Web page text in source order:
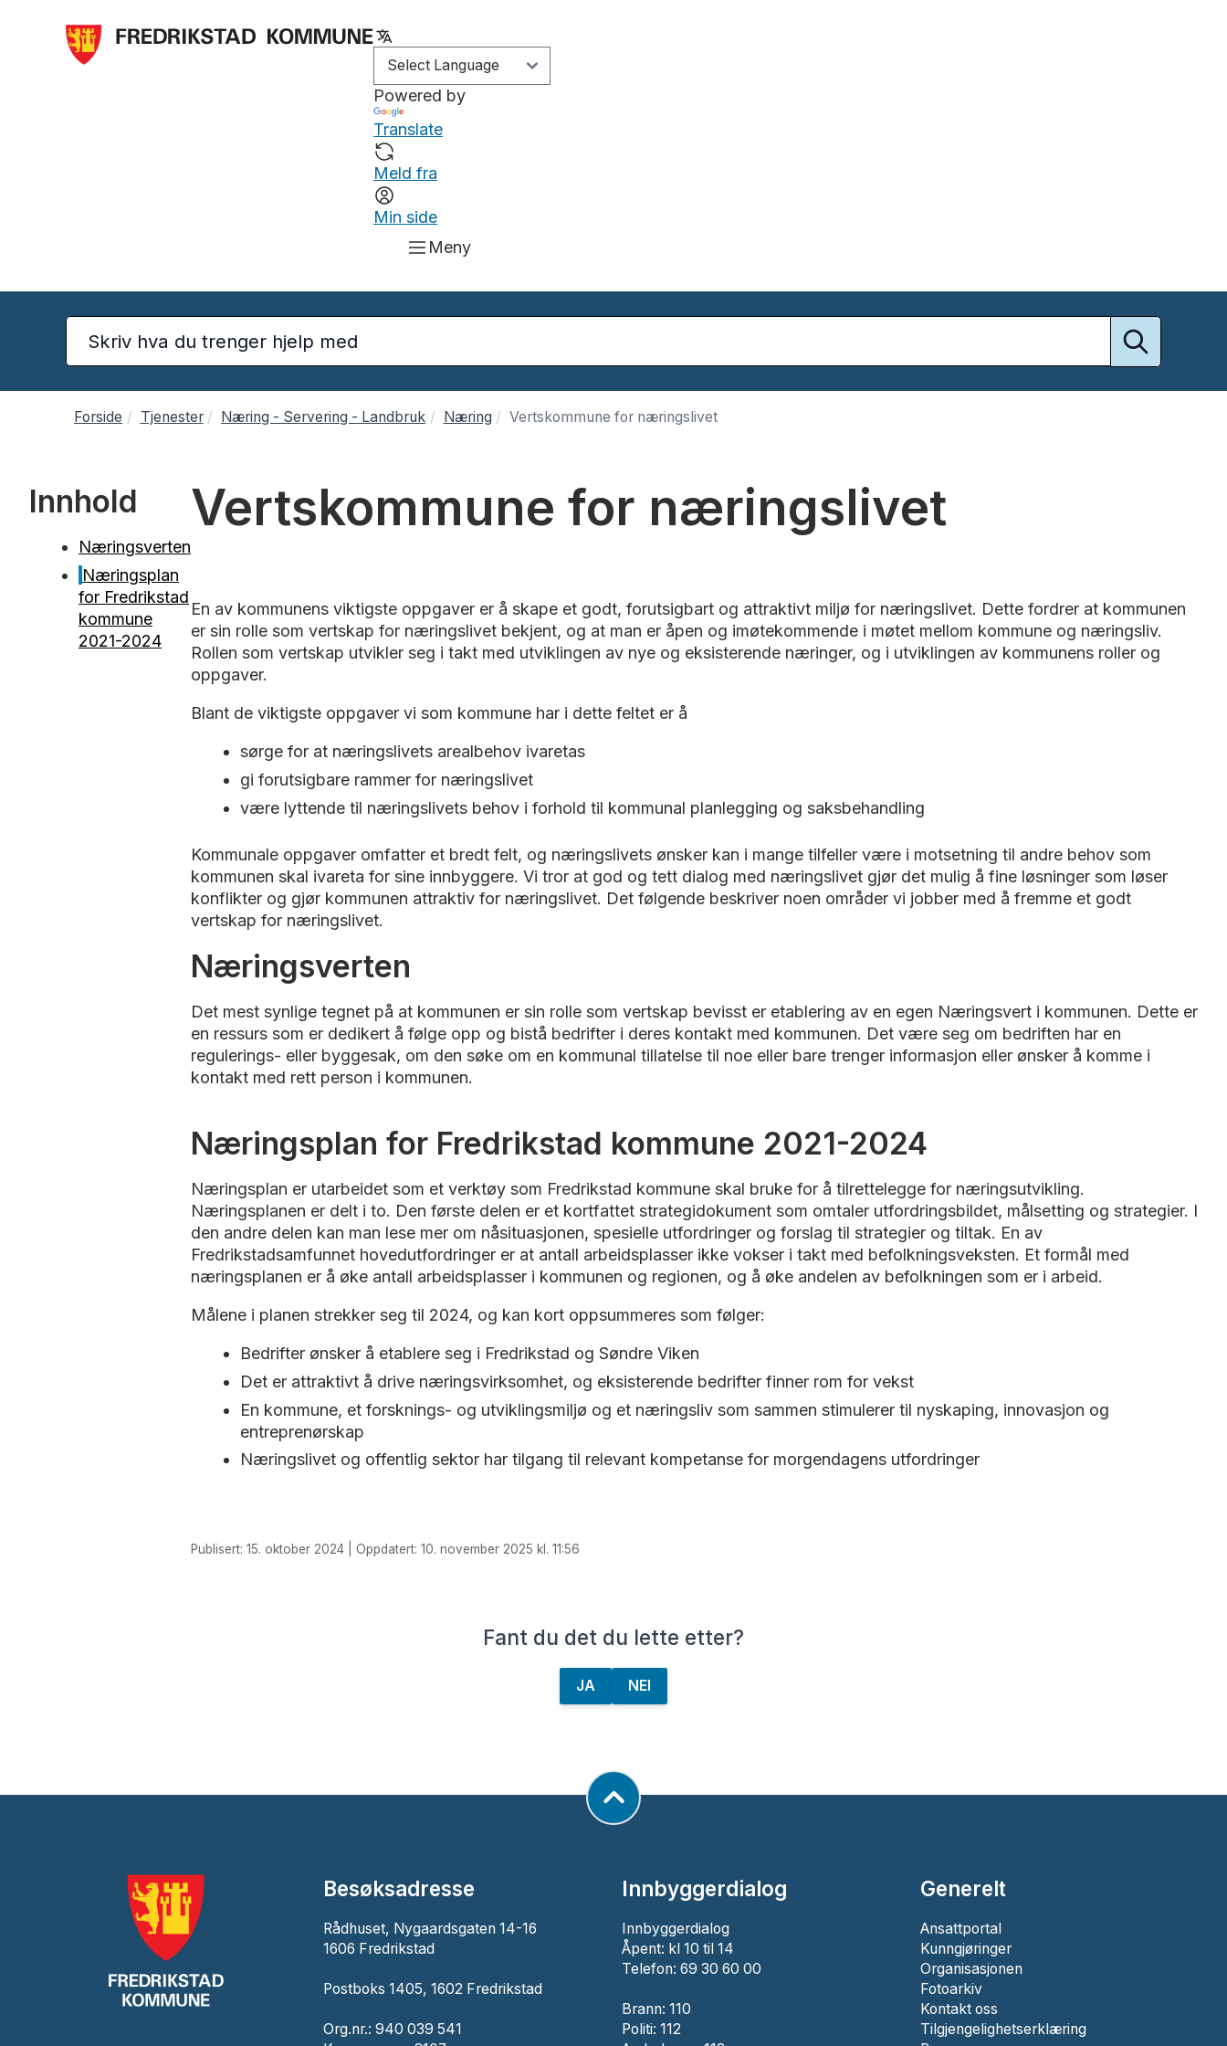
Powered by
Translate
Meld fra
Min side
Meny
Forside Tjenester Næring - Servering - Landbruk Næring Vertskommune for næringslivet
Innhold
Næringsverten
Næringsplan
for Fredrikstad
kommune
2021-2024
Vertskommune for næringslivet
En av kommunens viktigste oppgaver er å skape et godt, forutsigbart og attraktivt miljø for næringslivet. Dette fordrer at kommunen
er sin rolle som vertskap for næringslivet bekjent, og at man er åpen og imøtekommende i møtet mellom kommune og næringsliv.
Rollen som vertskap utvikler seg i takt med utviklingen av nye og eksisterende næringer, og i utviklingen av kommunens roller og
oppgaver.
Blant de viktigste oppgaver vi som kommune har i dette feltet er å
sørge for at næringslivets arealbehov ivaretas
gi forutsigbare rammer for næringslivet
være lyttende til næringslivets behov i forhold til kommunal planlegging og saksbehandling
Kommunale oppgaver omfatter et bredt felt, og næringslivets ønsker kan i mange tilfeller være i motsetning til andre behov som
kommunen skal ivareta for sine innbyggere. Vi tror at god og tett dialog med næringslivet gjør det mulig å fine løsninger som løser
konflikter og gjør kommunen attraktiv for næringslivet. Det følgende beskriver noen områder vi jobber med å fremme et godt
vertskap for næringslivet.
Næringsverten
Det mest synlige tegnet på at kommunen er sin rolle som vertskap bevisst er etablering av en egen Næringsvert i kommunen. Dette er
en ressurs som er dedikert å følge opp og bistå bedrifter i deres kontakt med kommunen. Det være seg om bedriften har en
regulerings- eller byggesak, om den søke om en kommunal tillatelse til noe eller bare trenger informasjon eller ønsker å komme i
kontakt med rett person i kommunen.
Næringsplan for Fredrikstad kommune 2021-2024
Næringsplan er utarbeidet som et verktøy som Fredrikstad kommune skal bruke for å tilrettelegge for næringsutvikling.
Næringsplanen er delt i to. Den første delen er et kortfattet strategidokument som omtaler utfordringsbildet, målsetting og strategier. I
den andre delen kan man lese mer om nåsituasjonen, spesielle utfordringer og forslag til strategier og tiltak. En av
Fredrikstadsamfunnet hovedutfordringer er at antall arbeidsplasser ikke vokser i takt med befolkningsveksten. Et formål med
næringsplanen er å øke antall arbeidsplasser i kommunen og regionen, og å øke andelen av befolkningen som er i arbeid.
Målene i planen strekker seg til 2024, og kan kort oppsummeres som følger:
Bedrifter ønsker å etablere seg i Fredrikstad og Søndre Viken
Det er attraktivt å drive næringsvirksomhet, og eksisterende bedrifter finner rom for vekst
En kommune, et forsknings- og utviklingsmiljø og et næringsliv som sammen stimulerer til nyskaping, innovasjon og
entreprenørskap
Næringslivet og offentlig sektor har tilgang til relevant kompetanse for morgendagens utfordringer
Publisert: 15. oktober 2024 | Oppdatert: 10. november 2025 kl. 11:56
Fant du det du lette etter?
JA NEI
Besøksadresse
Rådhuset, Nygaardsgaten 14-16
1606 Fredrikstad
Postboks 1405, 1602 Fredrikstad
Org.nr.: 940 039 541
Innbyggerdialog
Innbyggerdialog
Åpent: kl 10 til 14
Telefon: 69 30 60 00
Brann: 110
Politi: 112
Generelt
Ansattportal
Kunngjøringer
Organisasjonen
Fotoarkiv
Kontakt oss
Tilgjengelighetserklæring